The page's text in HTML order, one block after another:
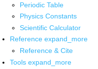
Periodic Table
Physics Constants
Scientific Calculator
Reference expand_more
Reference & Cite
Tools expand_more